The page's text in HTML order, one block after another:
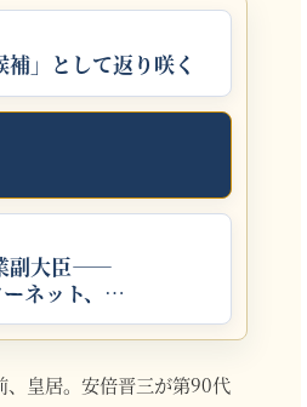
」として返り咲く
副大臣――
ネット、
皇居。安倍晋三が第90代